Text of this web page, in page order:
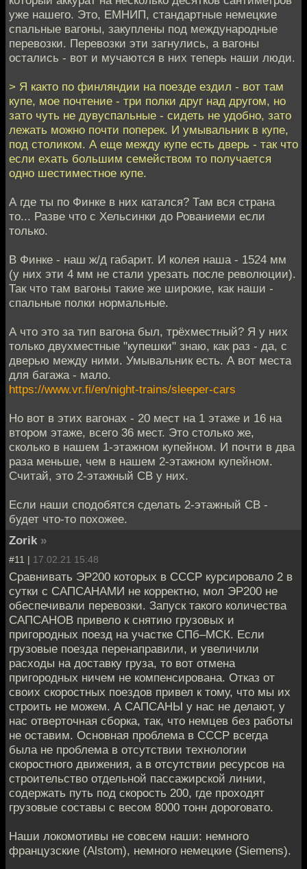
уже нашего. Это, ЕМНИП, стандартные немецкие
спальные вагоны, закуплены под международные
перевозки. Перевозки эти загнулись, а вагоны
остались - вот и мучаются в них теперь наши люди.
> Я както по финляндии на поезде ездил - вот там
купе, мое почтение - три полки друг над другом, но
зато чуть не дувуспальные - сидеть не удобно, зато
лежать можно почти поперек. И умывальник в купе,
под столиком. А еще между купе есть дверь - так что
если ехать большим семейством то получается
одно шестиместное купе.
А где ты по Финке в них катался? Там вся страна
то... Разве что с Хельсинки до Рованиеми если
только.
В Финке - наш ж/д габарит. И колея наша - 1524 мм
(у них эти 4 мм не стали урезать после революции).
Так что там вагоны такие же широкие, как наши -
спальные полки нормальные.
А что это за тип вагона был, трёхместный? Я у них
только двухместные "купешки" знаю, как раз - да, с
дверью между ними. Умывальник есть. А вот места
для багажа - мало.
https://www.vr.fi/en/night-trains/sleeper-cars
Но вот в этих вагонах - 20 мест на 1 этаже и 16 на
втором этаже, всего 36 мест. Это столько же,
сколько в нашем 1-этажном купейном. И почти в два
раза меньше, чем в нашем 2-этажном купейном.
Считай, это 2-этажный СВ у них.
Если наши сподобятся сделать 2-этажный СВ -
будет что-то похожее.
Zorik »
#11 | 17.02.21 15:48
Сравнивать ЭР200 которых в СССР курсировало 2 в
сутки с САПСАНАМИ не корректно, мол ЭР200 не
обеспечивали перевозки. Запуск такого количества
САПСАНОВ привело к снятию грузовых и
пригородных поезд на участке СПб–МСК. Если
грузовые поезда перенаправили, и увеличили
расходы на доставку груза, то вот отмена
пригородных ничем не компенсирована. Отказ от
своих скоростных поездов привел к тому, что мы их
строить не можем. А САПСАНЫ у нас не делают, у
нас отверточная сборка, так, что немцев без работы
не оставим. Основная проблема в СССР всегда
была не проблема в отсутствии технологии
скоростного движения, а в отсутствии ресурсов на
строительство отдельной пассажирской линии,
содержать путь под скорость 200, где проходят
грузовые составы с весом 8000 тонн дороговато.
Наши локомотивы не совсем наши: немного
французские (Alstom), немного немецкие (Siemens).